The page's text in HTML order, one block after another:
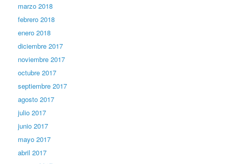
marzo 2018
febrero 2018
enero 2018
diciembre 2017
noviembre 2017
octubre 2017
septiembre 2017
agosto 2017
julio 2017
junio 2017
mayo 2017
abril 2017